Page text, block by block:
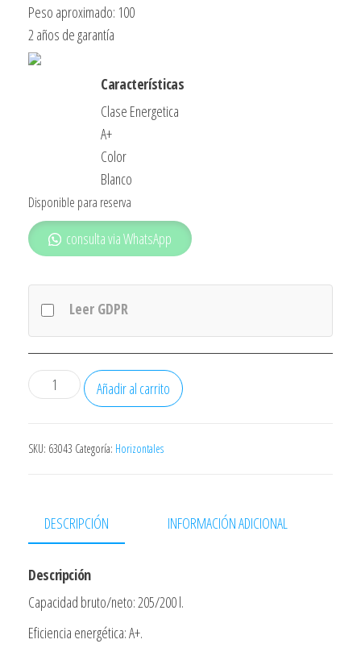
Peso aproximado: 100
2 años de garantía
Características
Clase Energetica
A+
Color
Blanco
Disponible para reserva
consulta via WhatsApp
Leer GDPR
Congelador
Nevir
Ch200
Clase
Energetica
850
X
945
Añadir al carrito
SKU: 63043 Categoría: Horizontales
DESCRIPCIÓN INFORMACIÓN ADICIONAL
Descripción
Capacidad bruto/neto: 205/200 l.
Eficiencia energética: A+.